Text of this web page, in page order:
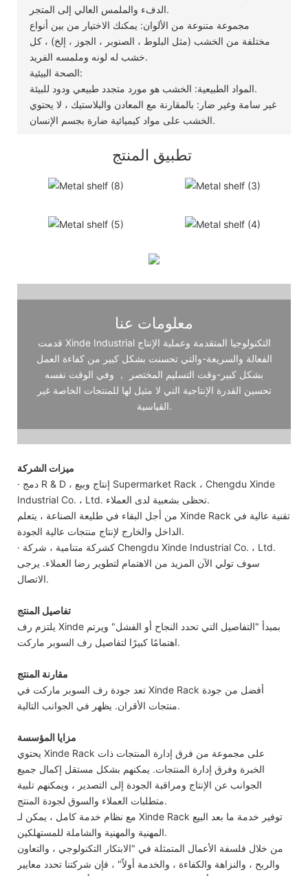
الدفء والملمس العالي إلى المتجر.
مجموعة متنوعة من الألوان: يمكنك الاختيار من بين أنواع
مختلفة من الخشب (مثل البلوط ، الصنوبر ، الجوز ، إلخ) ، كل
خشب له لونه وملمسه الفريد.
الصحة البيئية:
المواد الطبيعية: الخشب هو مورد متجدد طبيعي ودود للبيئة.
غير سامة وغير ضار: بالمقارنة مع المعادن والبلاستيك ، لا يحتوي
الخشب على مواد كيميائية ضارة بجسم الإنسان.
معلومات عنا
قدمت Xinde Industrial التكنولوجيا المتقدمة وعملية الإنتاج
الفعالة والسريعة-والتي تحسنت بشكل كبير من كفاءة العمل
بشكل كبير-وقت التسليم المختصر ， وفي الوقت نفسه
تحسين القدرة الإنتاجية التي لا مثيل لها للمنتجات الخاصة غير
القياسية.
ميزات الشركة
· دمج R & D ، إنتاج وبيع Supermarket Rack ، Chengdu Xinde
Industrial Co. ، Ltd. تحظى بشعبية لدى العملاء.
من أجل البقاء في طليعة الصناعة ، يتعلم Xinde Rack تقنية عالية في
الداخل والخارج لإنتاج منتجات عالية الجودة.
· كشركة متنامية ، شركة Chengdu Xinde Industrial Co. ، Ltd.
سوف تولي الآن المزيد من الاهتمام لتطوير رضا العملاء. يرجى
الاتصال.
تفاصيل المنتج
يلتزم رف Xinde بمبدأ "التفاصيل التي تحدد النجاح أو الفشل" ويرتم
اهتمامًا كبيرًا لتفاصيل رف السوبر ماركت.
مقارنة المنتج
تعد جودة رف السوبر ماركت في Xinde Rack أفضل من جودة
منتجات الأقران. يظهر في الجوانب التالية.
مزايا المؤسسة
يحتوي Xinde Rack على مجموعة من فرق إدارة المنتجات ذات
الخبرة وفرق إدارة المنتجات. يمكنهم بشكل مستقل إكمال جميع
الجوانب عن الإنتاج ومراقبة الجودة إلى التصدير ، ويمكنهم تلبية
متطلبات العملاء والسوق لجودة المنتج.
مع نظام خدمة كامل ، يمكن لـ Xinde Rack توفير خدمة ما بعد البيع
المهنية والمهنية والشاملة للمستهلكين.
من خلال فلسفة الأعمال المتمثلة في "الابتكار التكنولوجي ، والتعاون
والربح ، والنزاهة والكفاءة ، والخدمة أولاً" ، فإن شركتنا تحدد معايير